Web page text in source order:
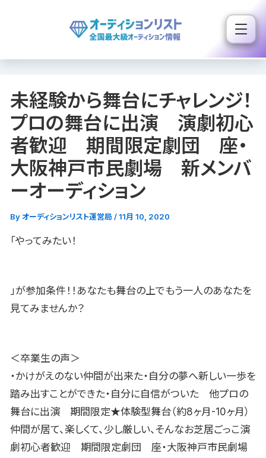
ス
未経験から舞台にチャレンジ！
プロの舞台に出演 演劇初心
者歓迎 期間限定劇団 座・
大阪神戸市民劇場 新メンバ
ーオーディション
By オーディションリスト運営局 /11月 10, 2020
「やってみたい！
」が参加条件！！あなたも舞台の上でもう一人のあなたを
見てみませんか？
＜卒業生の声＞
・かけがえのない仲間が出来た・自分の夢へ新しい一歩を
踏み出すことができた・自分に自信がついた 他プロの
舞台に出演 期間限定★体験型舞台（約8ヶ月-10ヶ月）
仲間が居て、楽しくて、少し厳しい、そんなお芝居ごっこ演
劇初心者歓迎 期間限定劇団 座・大阪神戸市民劇場